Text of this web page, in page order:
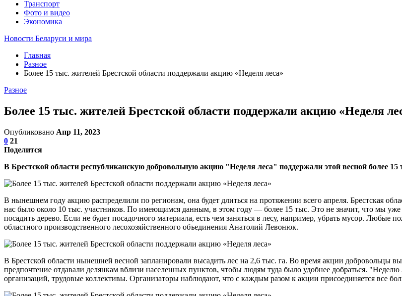
Транспорт
Фото и видео
Экономика
Новости Беларуси и мира
Главная
Разное
Более 15 тыс. жителей Брестской области поддержали акцию «Неделя леса»
Разное
Более 15 тыс. жителей Брестской области поддержали акцию «Неделя
Опубликовано Апр 11, 2023
0 21
Поделится
В Брестской области республиканскую добровольную акцию "Неделя леса" поддержали этой весной более
В нынешнем году акцию распределили по регионам, она будет длиться на протяжении всего апреля. Брестская
нас было около 10 тыс. участников. По имеющимся данным, в этом году — более 15 тыс. Это не значит, что мы
посадить дерево. Если не будет посадочного материала, есть чем заняться в лесу, например, убрать мусор.
областного производственного лесохозяйственного объединения Анатолий Левонюк.
В Брестской области нынешней весной запланировали высадить лес на 2,6 тыс. га. Во время акции добровольцы
предпочтение отдавали делянкам вблизи населенных пунктов, чтобы людям туда было удобнее добраться.
организаций, трудовые коллективы. Организаторы наблюдают, что с каждым разом к акции присоединяется все